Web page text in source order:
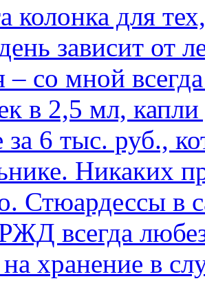
колонка для
зависит от
– со мной
в 2,5 мл,
за 6 тыс. руб.,
Никаких
Стюардессы в
всегда
хранение в